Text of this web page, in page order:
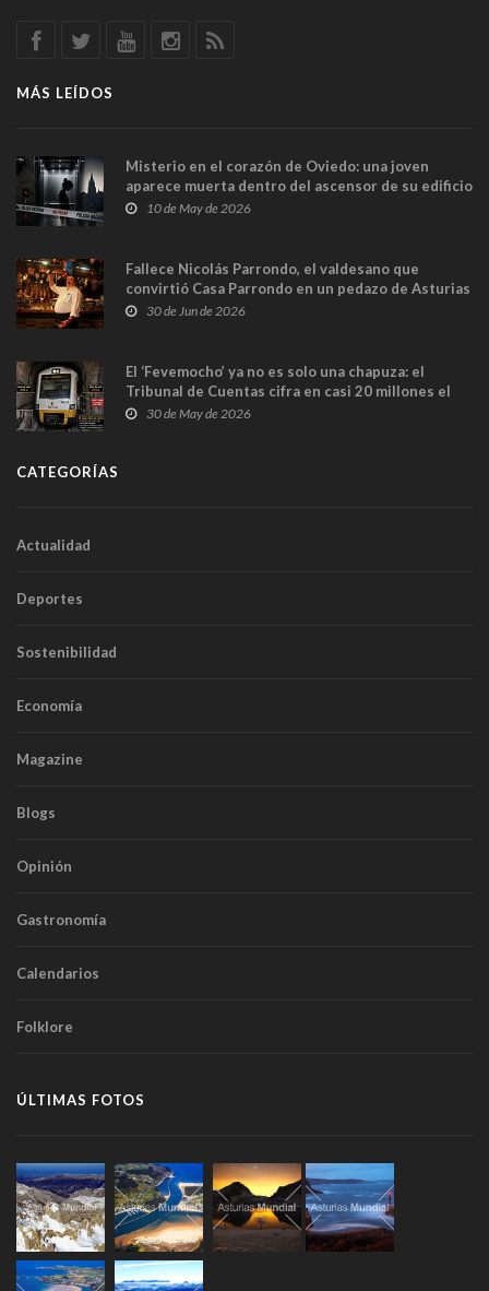
MÁS LEÍDOS
Misterio en el corazón de Oviedo: una joven
aparece muerta dentro del ascensor de su edificio
y las cámaras captan sus últimos minutos
10 de May de 2026
Fallece Nicolás Parrondo, el valdesano que
convirtió Casa Parrondo en un pedazo de Asturias
en Madrid
30 de Jun de 2026
El ‘Fevemocho’ ya no es solo una chapuza: el
Tribunal de Cuentas cifra en casi 20 millones el
sobrecoste de los trenes que no cabían por los
30 de May de 2026
CATEGORÍAS
Actualidad
Deportes
Sostenibilidad
Economía
Magazine
Blogs
Opinión
Gastronomía
Calendarios
Folklore
ÚLTIMAS FOTOS